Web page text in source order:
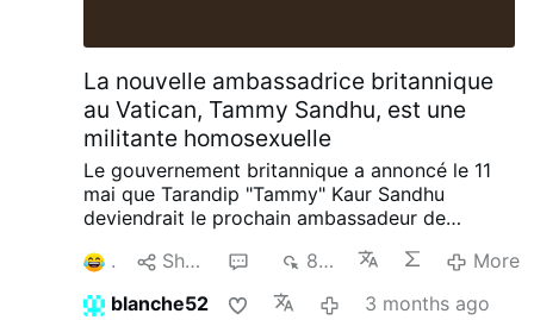
La nouvelle ambassadrice britannique
au Vatican, Tammy Sandhu, est une
militante homosexuelle
Le gouvernement britannique a annoncé le 11
mai que Tarandip "Tammy" Kaur Sandhu
deviendrait le prochain ambassadeur de
courant de l'année.
Mme Sandhu, qui occupait
dernièrement le poste de consul général de
Grande-Bretagne à San Francisco, est devenue
1 Share 809
More
blanche52
3 months ago